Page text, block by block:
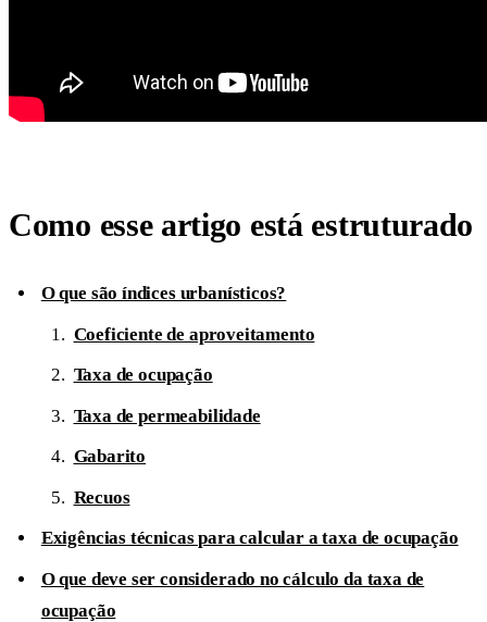
Como esse artigo está estruturado
O que são índices urbanísticos?
Coeficiente de aproveitamento
Taxa de ocupação
Taxa de permeabilidade
Gabarito
Recuos
Exigências técnicas para calcular a taxa de ocupação
O que deve ser considerado no cálculo da taxa de
ocupação